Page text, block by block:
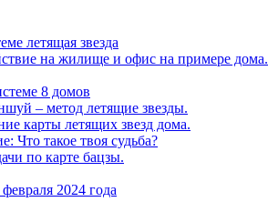
летящая звезда
на жилище и офис на примере дома.
8 домов
– метод летящие звезды.
карты летящих звезд дома.
Что такое твоя судьба?
по карте бацзы.
2024 года